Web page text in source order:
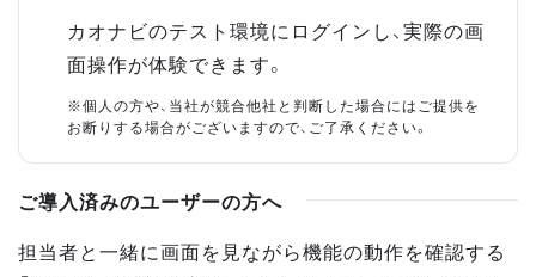
カオナビのテスト環境にログインし、実際の画
面操作が体験できます。
※個人の方や、当社が競合他社と判断した場合にはご提供を
お断りする場合がございますので、ご了承ください。
ご導入済みのユーザーの方へ
担当者と一緒に画面を見ながら機能の動作を確認する